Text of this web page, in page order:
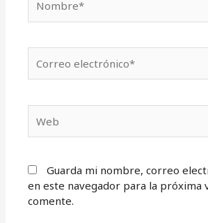
electrónico*
Guarda mi nombre, correo
en este navegador para la próxima
comente.